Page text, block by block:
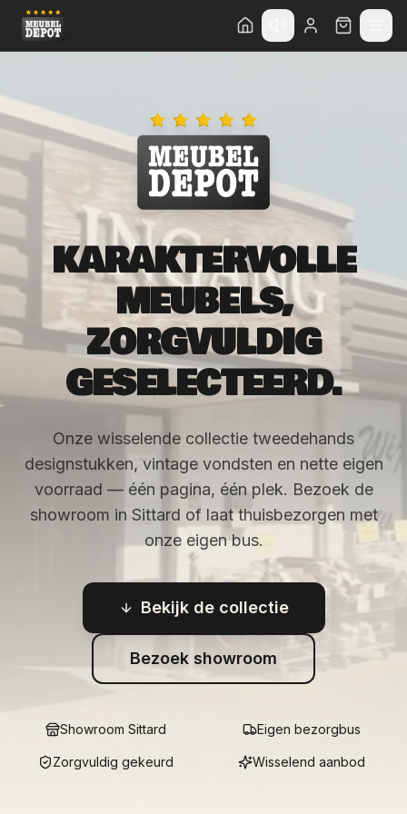
Direct naar hoofdinhoud
KARAKTERVOLLE
MEUBELS,
ZORGVULDIG
GESELECTEERD.
Onze wisselende collectie tweedehands
designstukken, vintage vondsten en nette eigen
voorraad — één pagina, één plek. Bezoek de
showroom in Sittard of laat thuisbezorgen met
onze eigen bus.
Bekijk de collectie
Bezoek showroom
Showroom Sittard Eigen bezorgbus
Zorgvuldig gekeurd Wisselend aanbod